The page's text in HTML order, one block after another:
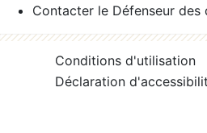
Contacter le Défenseur
Conditions d'utilisation
Déclaration